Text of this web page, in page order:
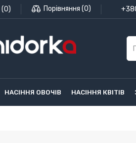
(0) Порівняння (0)
НАСІННЯ ОВОЧІВ НАСІННЯ КВІТІВ